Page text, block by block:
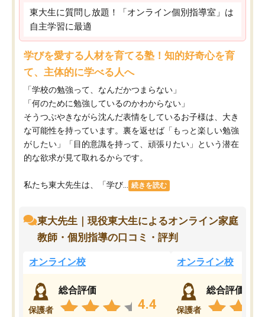
東大生に質問し放題！「オンライン個別指導室」は
自主学習に最適
学びを愛する人材を育てる塾！知的好奇心を育
て、主体的に学べる人へ
「学校の勉強って、なんだかつまらない」
「何のために勉強しているのかわからない」
そうつぶやきながら沈んだ表情をしているお子様は、大き
な可能性を持っています。裏を返せば「もっと楽しい勉強
がしたい」「目的意識を持って、頑張りたい」という潜在
的な欲求が見て取れるからです。
私たち東大先生は、「学び... 続きを読む
東大先生｜現役東大生によるオンライン家庭
教師・個別指導の口コミ・評判
オンライン校
保護者
総合評価
4.4
オンライン校
保護者
総合評価